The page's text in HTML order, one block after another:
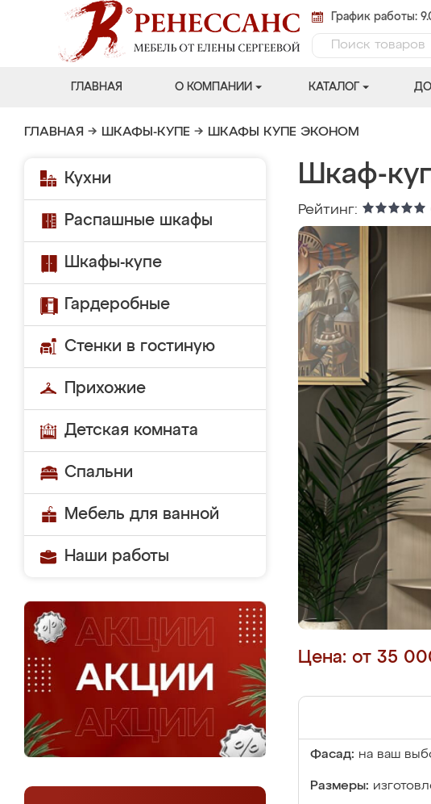
График работы:
ГЛАВНАЯ О КОМПАНИИ КАТАЛОГ
ГЛАВНАЯ → ШКАФЫ-КУПЕ → ШКАФЫ КУПЕ ЭКОНОМ
Кухни
Распашные шкафы
Шкафы-купе
Гардеробные
Стенки в гостиную
Прихожие
Детская комната
Спальни
Мебель для ванной
Наши работы
Шкаф-
Рейтинг:
Цена: от 35
Фасад: на ваш
Размеры: